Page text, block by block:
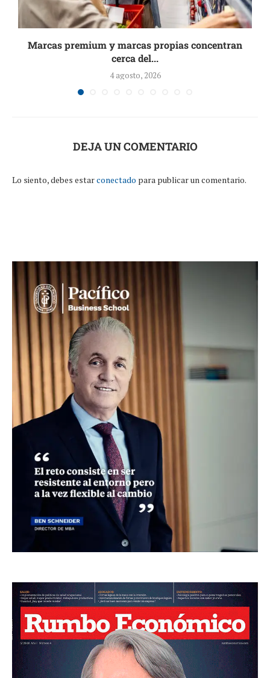
Marcas premium y marcas propias concentran
cerca del...
4 agosto, 2026
DEJA UN COMENTARIO
Lo siento, debes estarconectado para publicar un comentario.